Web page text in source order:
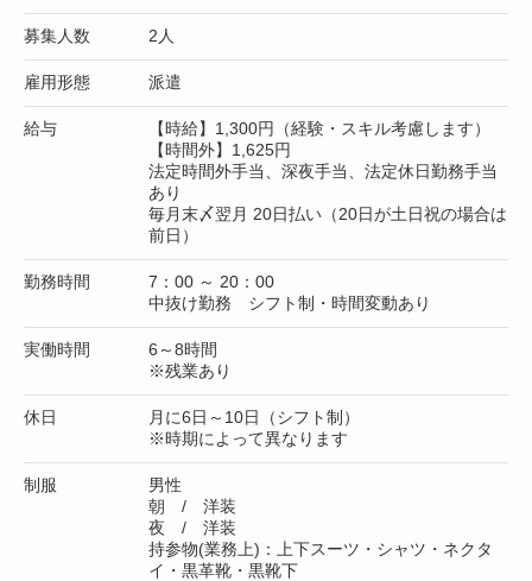
募集人数 2人
雇用形態 派遣
給与
【時給】1,300円（経験・スキル考慮します）
【時間外】1,625円
法定時間外手当、深夜手当、法定休日勤務手当
あり
毎月末〆翌月 20日払い（20日が土日祝の場合は
前日）
勤務時間
7：00 ～ 20：00
中抜け勤務 シフト制・時間変動あり
実働時間
6～8時間
※残業あり
休日
月に6日～10日（シフト制）
※時期によって異なります
制服
男性
朝 / 洋装
夜 / 洋装
持参物(業務上)：上下スーツ・シャツ・ネクタ
イ・黒革靴・黒靴下